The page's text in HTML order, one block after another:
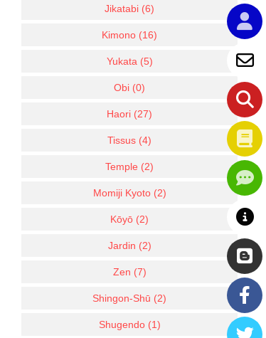
Jikatabi (6)
Kimono (16)
Yukata (5)
Obi (0)
Haori (27)
Tissus (4)
Temple (2)
Momiji Kyoto (2)
Kōyō (2)
Jardin (2)
Zen (7)
Shingon-Shū (2)
Shugendo (1)